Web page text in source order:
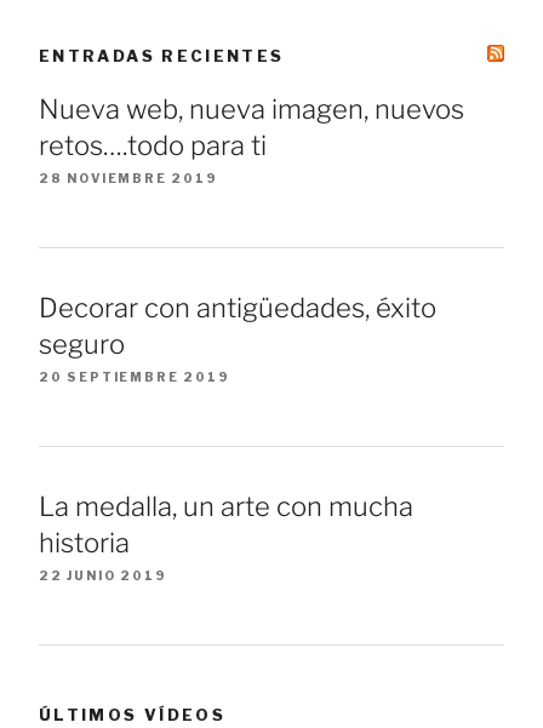
ENTRADAS RECIENTES
Nueva web, nueva imagen, nuevos
retos….todo para ti
28 NOVIEMBRE 2019
Decorar con antigüedades, éxito
seguro
20 SEPTIEMBRE 2019
La medalla, un arte con mucha
historia
22 JUNIO 2019
ÚLTIMOS VÍDEOS